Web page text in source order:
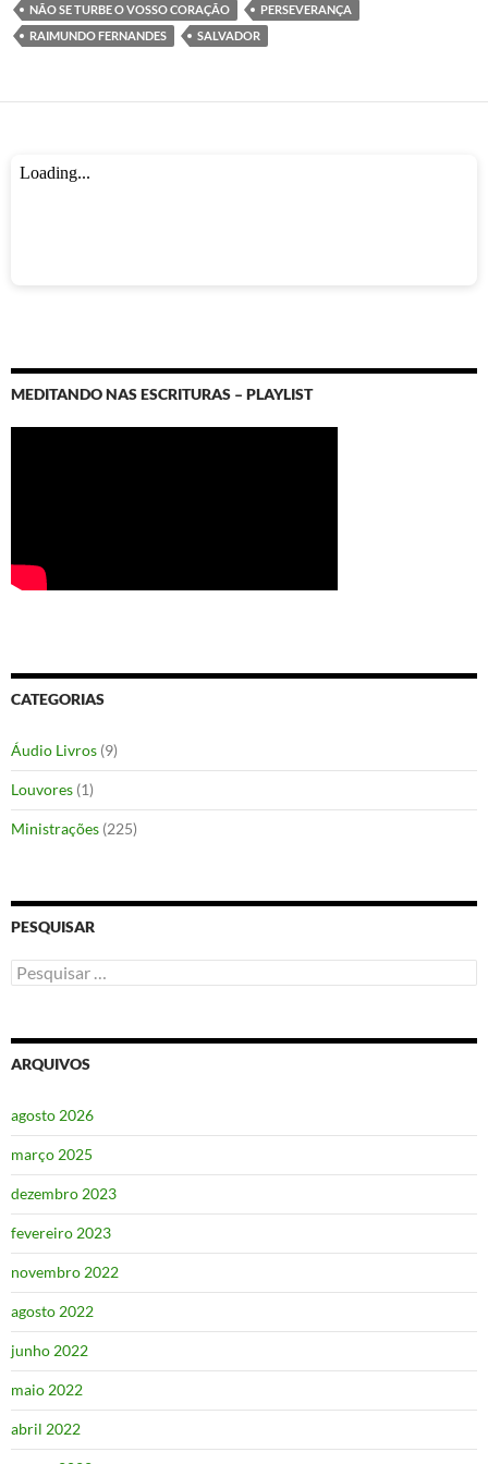
k
p
NÃO SE TURBE O VOSSO CORAÇÃO
PERSEVERANÇA
RAIMUNDO FERNANDES
SALVADOR
MEDITANDO NAS ESCRITURAS – PLAYLIST
CATEGORIAS
Áudio Livros (9)
Louvores (1)
Ministrações (225)
PESQUISAR
Pesquisar
por:
ARQUIVOS
agosto 2026
março 2025
dezembro 2023
fevereiro 2023
novembro 2022
agosto 2022
junho 2022
maio 2022
abril 2022